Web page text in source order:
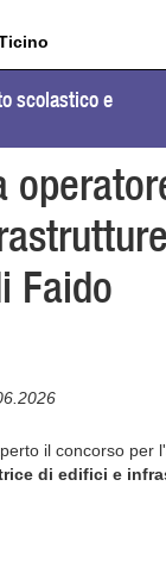
scolastico e
Faido
il concorso per
di edifici e